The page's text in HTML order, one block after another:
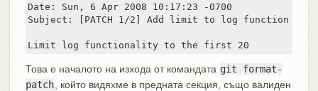
Date: Sun, 6 Apr 2008 10:17:23 -0700
Subject: [PATCH 1/2] Add limit to log function
Limit log functionality to the first 20
Това е началото на изхода от командата git format-
patch , който видяхме в предната секция, също валиден